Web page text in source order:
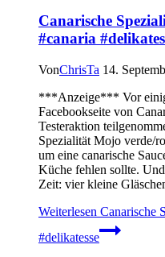
Canarische
#canaria
VonChrisTa 14.
***Anzeige*** Vor
Facebookseite von
Testeraktion
Spezialität Mojo verde/
um eine canarische
Küche fehlen sollte.
Zeit: vier kleine
Weiterlesen Canarische
#delikatesse